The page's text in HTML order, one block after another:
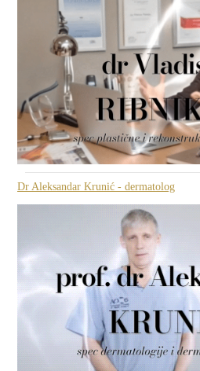
Dr Aleksandar Krunić - dermatolog